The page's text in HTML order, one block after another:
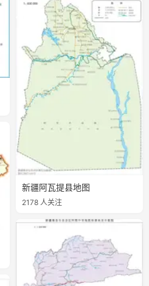
新疆阿瓦提县地图
2178 人关注